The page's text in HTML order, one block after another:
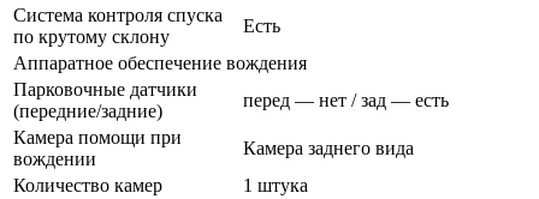
Система контроля спуска
по крутому склону
Есть
Аппаратное обеспечение вождения
Парковочные датчики
(передние/задние)
перед — нет / зад — есть
Камера помощи при
вождении
Камера заднего вида
Количество камер
1 штука